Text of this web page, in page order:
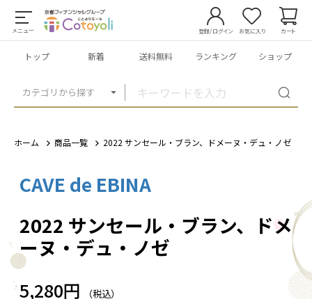
メニュー
カテゴリから探す
登録/ログイン お気に入り カート
トップ 新着 送料無料 ランキング ショップ
ホーム 商品一覧 2022 サンセール・ブラン、ドメーヌ・デュ・ノゼ
CAVE de EBINA
2022 サンセール・ブラン、ドメ
ーヌ・デュ・ノゼ
5,280円 （税込）